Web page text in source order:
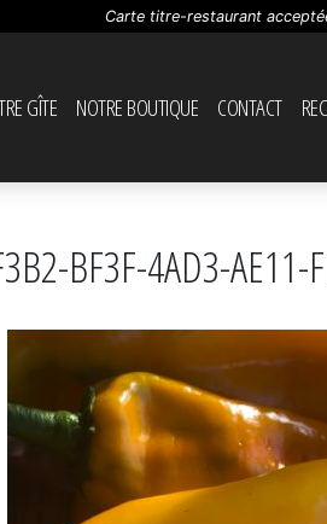
Carte titre-restaurant
GÎTE NOTRE BOUTIQUE CONTACT
BF3F-4AD3-AE11-